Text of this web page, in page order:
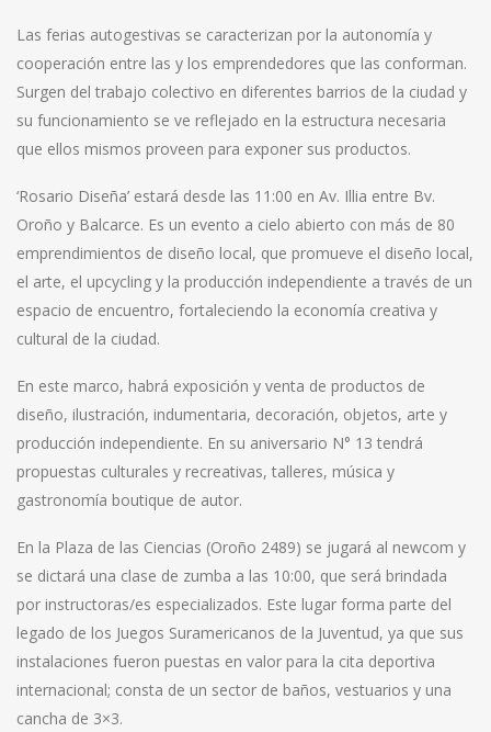
Las ferias autogestivas se caracterizan por la autonomía y
cooperación entre las y los emprendedores que las conforman.
Surgen del trabajo colectivo en diferentes barrios de la ciudad y
su funcionamiento se ve reflejado en la estructura necesaria
que ellos mismos proveen para exponer sus productos.
‘Rosario Diseña’ estará desde las 11:00 en Av. Illia entre Bv.
Oroño y Balcarce. Es un evento a cielo abierto con más de 80
emprendimientos de diseño local, que promueve el diseño local,
el arte, el upcycling y la producción independiente a través de un
espacio de encuentro, fortaleciendo la economía creativa y
cultural de la ciudad.
En este marco, habrá exposición y venta de productos de
diseño, ilustración, indumentaria, decoración, objetos, arte y
producción independiente. En su aniversario N° 13 tendrá
propuestas culturales y recreativas, talleres, música y
gastronomía boutique de autor.
En la Plaza de las Ciencias (Oroño 2489) se jugará al newcom y
se dictará una clase de zumba a las 10:00, que será brindada
por instructoras/es especializados. Este lugar forma parte del
legado de los Juegos Suramericanos de la Juventud, ya que sus
instalaciones fueron puestas en valor para la cita deportiva
internacional; consta de un sector de baños, vestuarios y una
cancha de 3×3.